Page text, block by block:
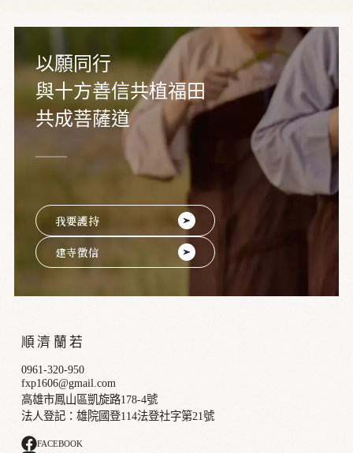
以願同行
與十方善信共植福田
共成菩薩道
我要護持
建寺徵信
順濟蘭若
0961-320-950
fxp1606@gmail.com
高雄市鳳山區凱旋路178-4號
法人登記：雄院國登114法登社字第21號
FACEBOOK